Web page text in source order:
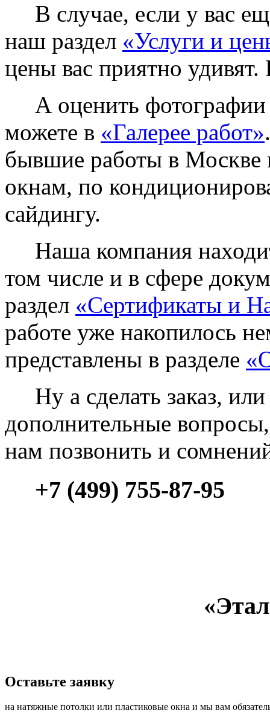
В случае, если у вас
наш раздел «Услуги и
цены вас приятно
А оценить фотографии
можете в «Галерее работ»
бывшие работы в Москве
окнам, по
сайдингу.
Наша компания
том числе и в сфере
раздел «Сертификаты и
работе уже накопилось
представлены в разделе
Ну а сделать заказ, или
дополнительные вопросы,
нам позвонить и
+7 (499) 755-87-95
­Оставьте заявку
на натяжные потолки или пластиковые окна и мы вам